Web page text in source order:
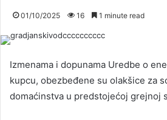
01/10/2025 16 1 minute read
Izmenama i dopunama Uredbe o
kupcu, obezbeđene su olakšice za
domaćinstva u predstojećoj grejnoj